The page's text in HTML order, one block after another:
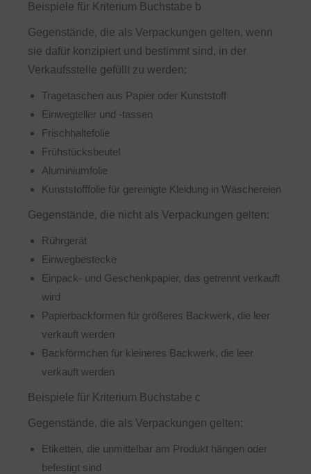
Beispiele für Kriterium Buchstabe b
Gegenstände, die als Verpackungen gelten, wenn
sie dafür konzipiert und bestimmt sind, in der
Verkaufsstelle gefüllt zu werden:
Tragetaschen aus Papier oder Kunststoff
Einwegteller und -tassen
Frischhaltefolie
Frühstücksbeutel
Aluminiumfolie
Kunststofffolie für gereinigte Kleidung in Wäschereien
Gegenstände, die nicht als Verpackungen gelten:
Rührgerät
Einwegbestecke
Einpack- und Geschenkpapier, das getrennt verkauft
wird
Papierbackformen für größeres Backwerk, die leer
verkauft werden
Backförmchen für kleineres Backwerk, die leer
verkauft werden
Beispiele für Kriterium Buchstabe c
Gegenstände, die als Verpackungen gelten:
Etiketten, die unmittelbar am Produkt hängen oder
befestigt sind